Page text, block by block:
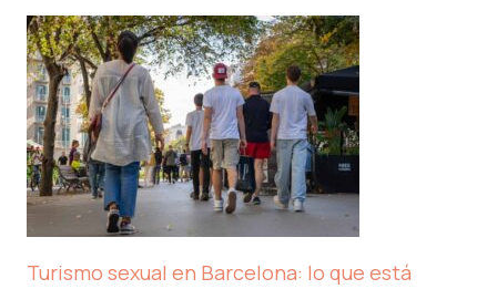
Turismo sexual en Barcelona: lo que está